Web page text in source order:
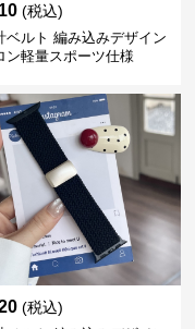
(税込)
ベルト 編み込みデザイン
ン軽量スポーツ仕様
(税込)